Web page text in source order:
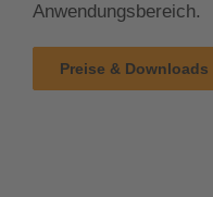
Anwendungsbereich.
Preise & Downloads